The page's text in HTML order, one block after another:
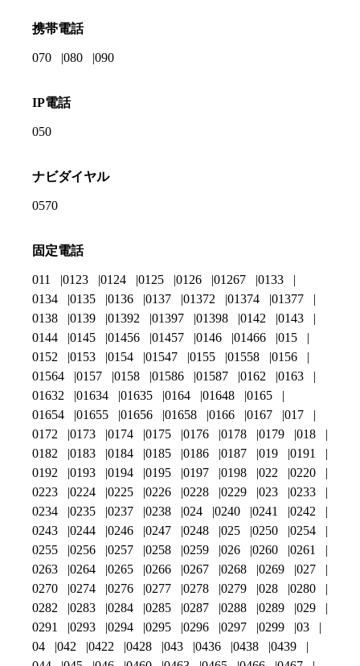
携帯電話
070 080 090
IP電話
050
ナビダイヤル
0570
固定電話
011 0123 0124 0125 0126 01267
0133
0134
0135 0136 0137 01372 01374
01377
0138
0139 01392 01397 01398 0142
0143
0144
0145 01456 01457 0146 01466
015
0152
0153 0154 01547 0155 01558
0156
01564
0157 0158 01586 01587 0162
0163
01632
01634 01635 0164 01648
0165
01654
01655 01656 01658 0166 0167
017
0172
0173 0174 0175 0176 0178 0179
018
0182
0183 0184 0185 0186 0187 019
0191
0192
0193 0194 0195 0197 0198 022
0220
0223
0224 0225 0226 0228 0229 023
0233
0234
0235 0237 0238 024 0240 0241
0242
0243
0244 0246 0247 0248 025 0250
0254
0255
0256 0257 0258 0259 026 0260
0261
0263
0264 0265 0266 0267 0268 0269
027
0270
0274 0276 0277 0278 0279 028
0280
0282
0283 0284 0285 0287 0288 0289
029
0291
0293 0294 0295 0296 0297 0299
03
04
042 0422 0428 043 0436 0438
0439